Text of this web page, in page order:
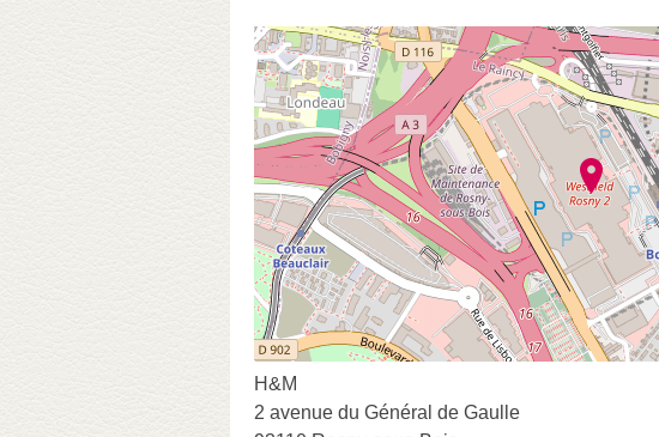
H&M
2 avenue du Général de Gaulle